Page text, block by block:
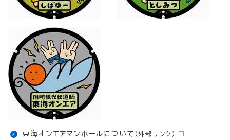
東海オンエアマンホールについて （外部リンク）